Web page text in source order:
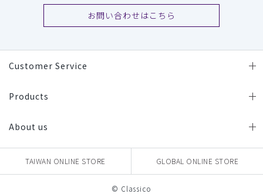
お問い合わせはこちら
Customer Service
Products
About us
TAIWAN ONLINE STORE GLOBAL ONLINE STORE
© Classico